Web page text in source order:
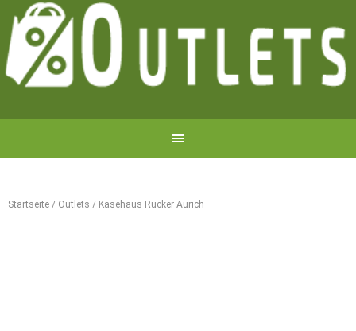
Startseite / Outlets / Käsehaus Rücker Aurich